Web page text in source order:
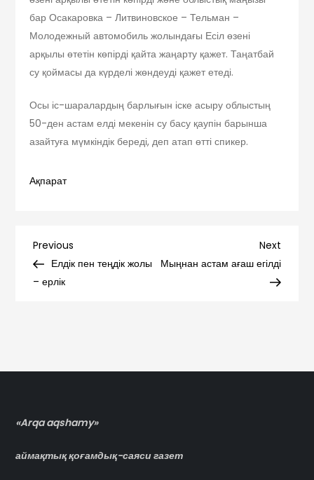
бар Осакаровка – Литвиновское – Тельман –
Молодежный автомобиль жолындағы Есіл өзені
арқылы өтетін көпірді қайта жаңарту қажет. Таңатбай
су қоймасы да күрделі жөндеуді қажет етеді.
Осы іс-шаралардың барлығын іске асыру облыстың
50-ден астам елді мекенін су басу қаупін барынша
азайтуға мүмкіндік береді, деп атап өтті спикер.
Ақпарат
Навигация
по
Previous
Post
Previous
Елдік пен теңдік жолы
– ерлік
Next
Post
Next
Мыңнан астам ағаш егілді
«Arqa aqshamy»
аймақтық қоғамдық-саяси газет